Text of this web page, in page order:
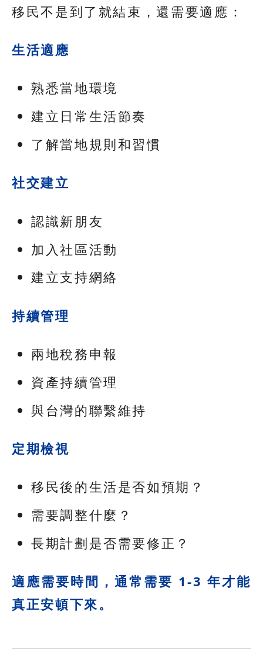
移民不是到了就結束，還需要適應：
生活適應
熟悉當地環境
建立日常生活節奏
了解當地規則和習慣
社交建立
認識新朋友
加入社區活動
建立支持網絡
持續管理
兩地稅務申報
資產持續管理
與台灣的聯繫維持
定期檢視
移民後的生活是否如預期？
需要調整什麼？
長期計劃是否需要修正？
適應需要時間，通常需要 1-3 年才能
真正安頓下來。